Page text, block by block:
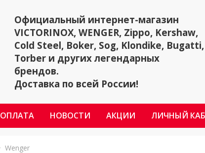
Официальный интернет-магазин
VICTORINOX, WENGER, Zippo, Kershaw,
Cold Steel, Boker, Sog, Klondike, Bugatti,
Torber и других легендарных
брендов.
Доставка по всей России!
ОПЛАТА НОВОСТИ АКЦИИ ЛИЧНЫЙ
Wenger